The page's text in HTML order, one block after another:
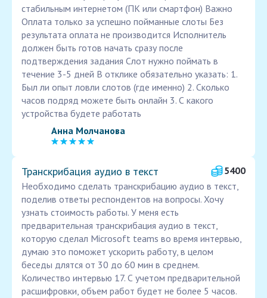
стабильным интернетом (ПК или смартфон) Важно
Оплата только за успешно пойманные слоты Без
результата оплата не производится Исполнитель
должен быть готов начать сразу после
подтверждения задания Слот нужно поймать в
течение 3-5 дней В отклике обязательно указать: 1.
Был ли опыт ловли слотов (где именно) 2. Сколько
часов подряд можете быть онлайн 3. С какого
устройства будете работать
Анна Молчанова
Транскрибация аудио в текст
5400
Необходимо сделать транскрибацию аудио в текст,
поделив ответы респондентов на вопросы. Хочу
узнать стоимость работы. У меня есть
предварительная транскрибация аудио в текст,
которую сделал Microsoft teams во время интервью,
думаю это поможет ускорить работу, в целом
беседы длятся от 30 до 60 мин в среднем.
Количество интервью 17. С учетом предварительной
расшифровки, объем работ будет не более 5 часов.